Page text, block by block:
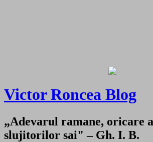
Victor Roncea Blog
„Adevarul ramane, oricare
slujitorilor sai" – Gh. I. B.